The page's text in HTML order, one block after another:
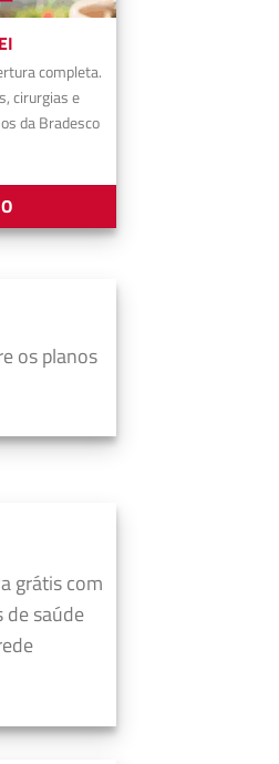
completa.
cirurgias e
da Bradesco
os planos
grátis com
de saúde